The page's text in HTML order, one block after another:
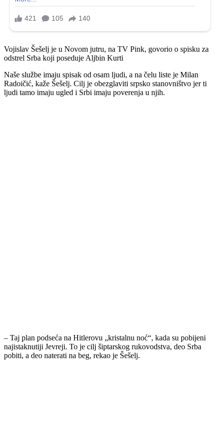
Vojislav Šešelj je u Novom jutru, na TV Pink, govorio o spisku za
odstrel Srba koji poseduje Aljbin Kurti
Naše službe imaju spisak od osam ljudi, a na čelu liste je Milan
Radoičić, kaže Šešelj. Cilj je obezglaviti srpsko stanovništvo jer ti
ljudi tamo imaju ugled i Srbi imaju poverenja u njih.
– Taj plan podseća na Hitlerovu „kristalnu noć“, kada su pobijeni
najistaknutiji Jevreji. To je cilj šiptarskog rukovodstva, deo Srba
pobiti, a deo naterati na beg, rekao je Šešelj.